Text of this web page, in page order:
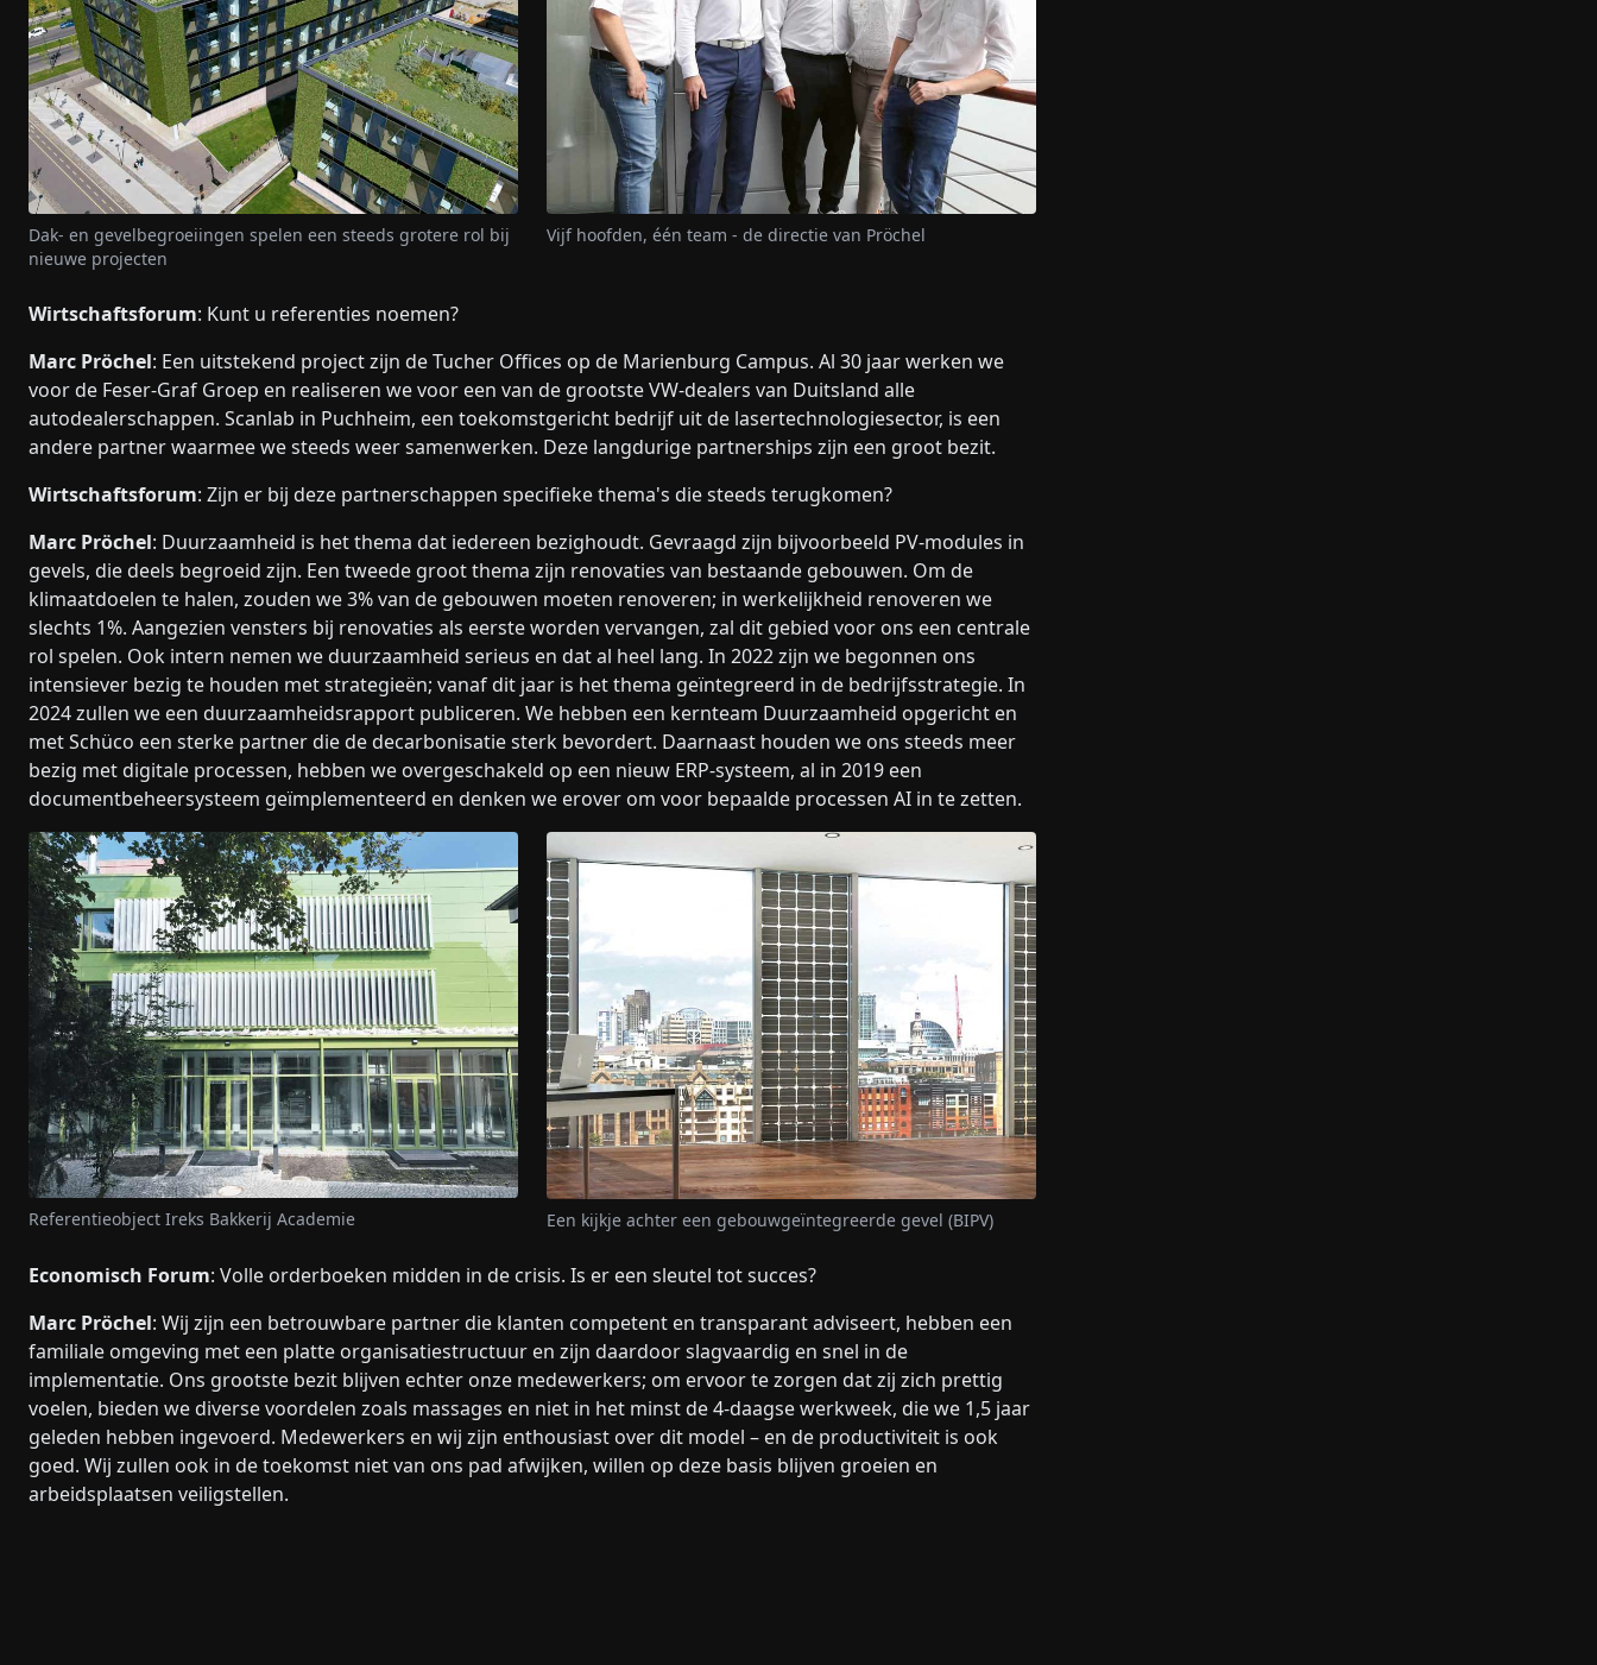
Dak- en gevelbegroeiingen spelen een steeds grotere rol bij
nieuwe projecten
Vijf hoofden, één team - de directie van Pröchel
Wirtschaftsforum: Kunt u referenties noemen?
Marc Pröchel: Een uitstekend project zijn de Tucher Offices op de Marienburg Campus. Al 30 jaar werken we
voor de Feser-Graf Groep en realiseren we voor een van de grootste VW-dealers van Duitsland alle
autodealerschappen. Scanlab in Puchheim, een toekomstgericht bedrijf uit de lasertechnologiesector, is een
andere partner waarmee we steeds weer samenwerken. Deze langdurige partnerships zijn een groot bezit.
Wirtschaftsforum: Zijn er bij deze partnerschappen specifieke thema's die steeds terugkomen?
Marc Pröchel: Duurzaamheid is het thema dat iedereen bezighoudt. Gevraagd zijn bijvoorbeeld PV-modules in
gevels, die deels begroeid zijn. Een tweede groot thema zijn renovaties van bestaande gebouwen. Om de
klimaatdoelen te halen, zouden we 3% van de gebouwen moeten renoveren; in werkelijkheid renoveren we
slechts 1%. Aangezien vensters bij renovaties als eerste worden vervangen, zal dit gebied voor ons een centrale
rol spelen. Ook intern nemen we duurzaamheid serieus en dat al heel lang. In 2022 zijn we begonnen ons
intensiever bezig te houden met strategieën; vanaf dit jaar is het thema geïntegreerd in de bedrijfsstrategie. In
2024 zullen we een duurzaamheidsrapport publiceren. We hebben een kernteam Duurzaamheid opgericht en
met Schüco een sterke partner die de decarbonisatie sterk bevordert. Daarnaast houden we ons steeds meer
bezig met digitale processen, hebben we overgeschakeld op een nieuw ERP-systeem, al in 2019 een
documentbeheersysteem geïmplementeerd en denken we erover om voor bepaalde processen AI in te zetten.
Referentieobject Ireks Bakkerij Academie Een kijkje achter een gebouwgeïntegreerde gevel (BIPV)
Economisch Forum: Volle orderboeken midden in de crisis. Is er een sleutel tot succes?
Marc Pröchel: Wij zijn een betrouwbare partner die klanten competent en transparant adviseert, hebben een
familiale omgeving met een platte organisatiestructuur en zijn daardoor slagvaardig en snel in de
implementatie. Ons grootste bezit blijven echter onze medewerkers; om ervoor te zorgen dat zij zich prettig
voelen, bieden we diverse voordelen zoals massages en niet in het minst de 4-daagse werkweek, die we 1,5 jaar
geleden hebben ingevoerd. Medewerkers en wij zijn enthousiast over dit model – en de productiviteit is ook
goed. Wij zullen ook in de toekomst niet van ons pad afwijken, willen op deze basis blijven groeien en
arbeidsplaatsen veiligstellen.